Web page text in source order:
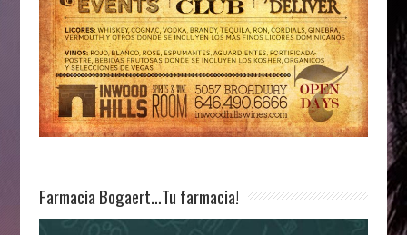
Farmacia Bogaert…Tu farmacia!